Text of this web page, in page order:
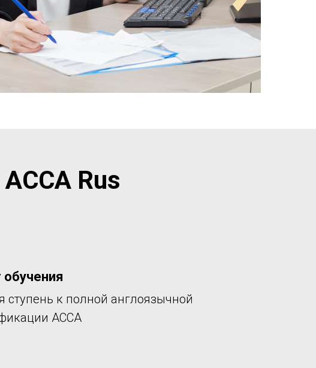
Rus
обучения
ступень к полной англоязычной
АССА